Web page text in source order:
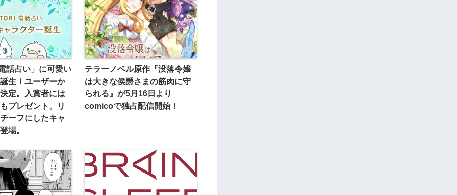
話占い」に可愛い
生！ユーザーか
定。入賞者には
プレゼント。リ
ーフにしたキャ
場。
テラーノベル原作『没落令嬢
は大きな侯爵さまの筋肉に守
られる』が5月16日より
comicoで独占配信開始！